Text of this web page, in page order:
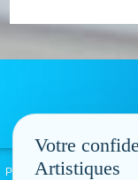
Politique de confidentialité
Votre
Artistiques